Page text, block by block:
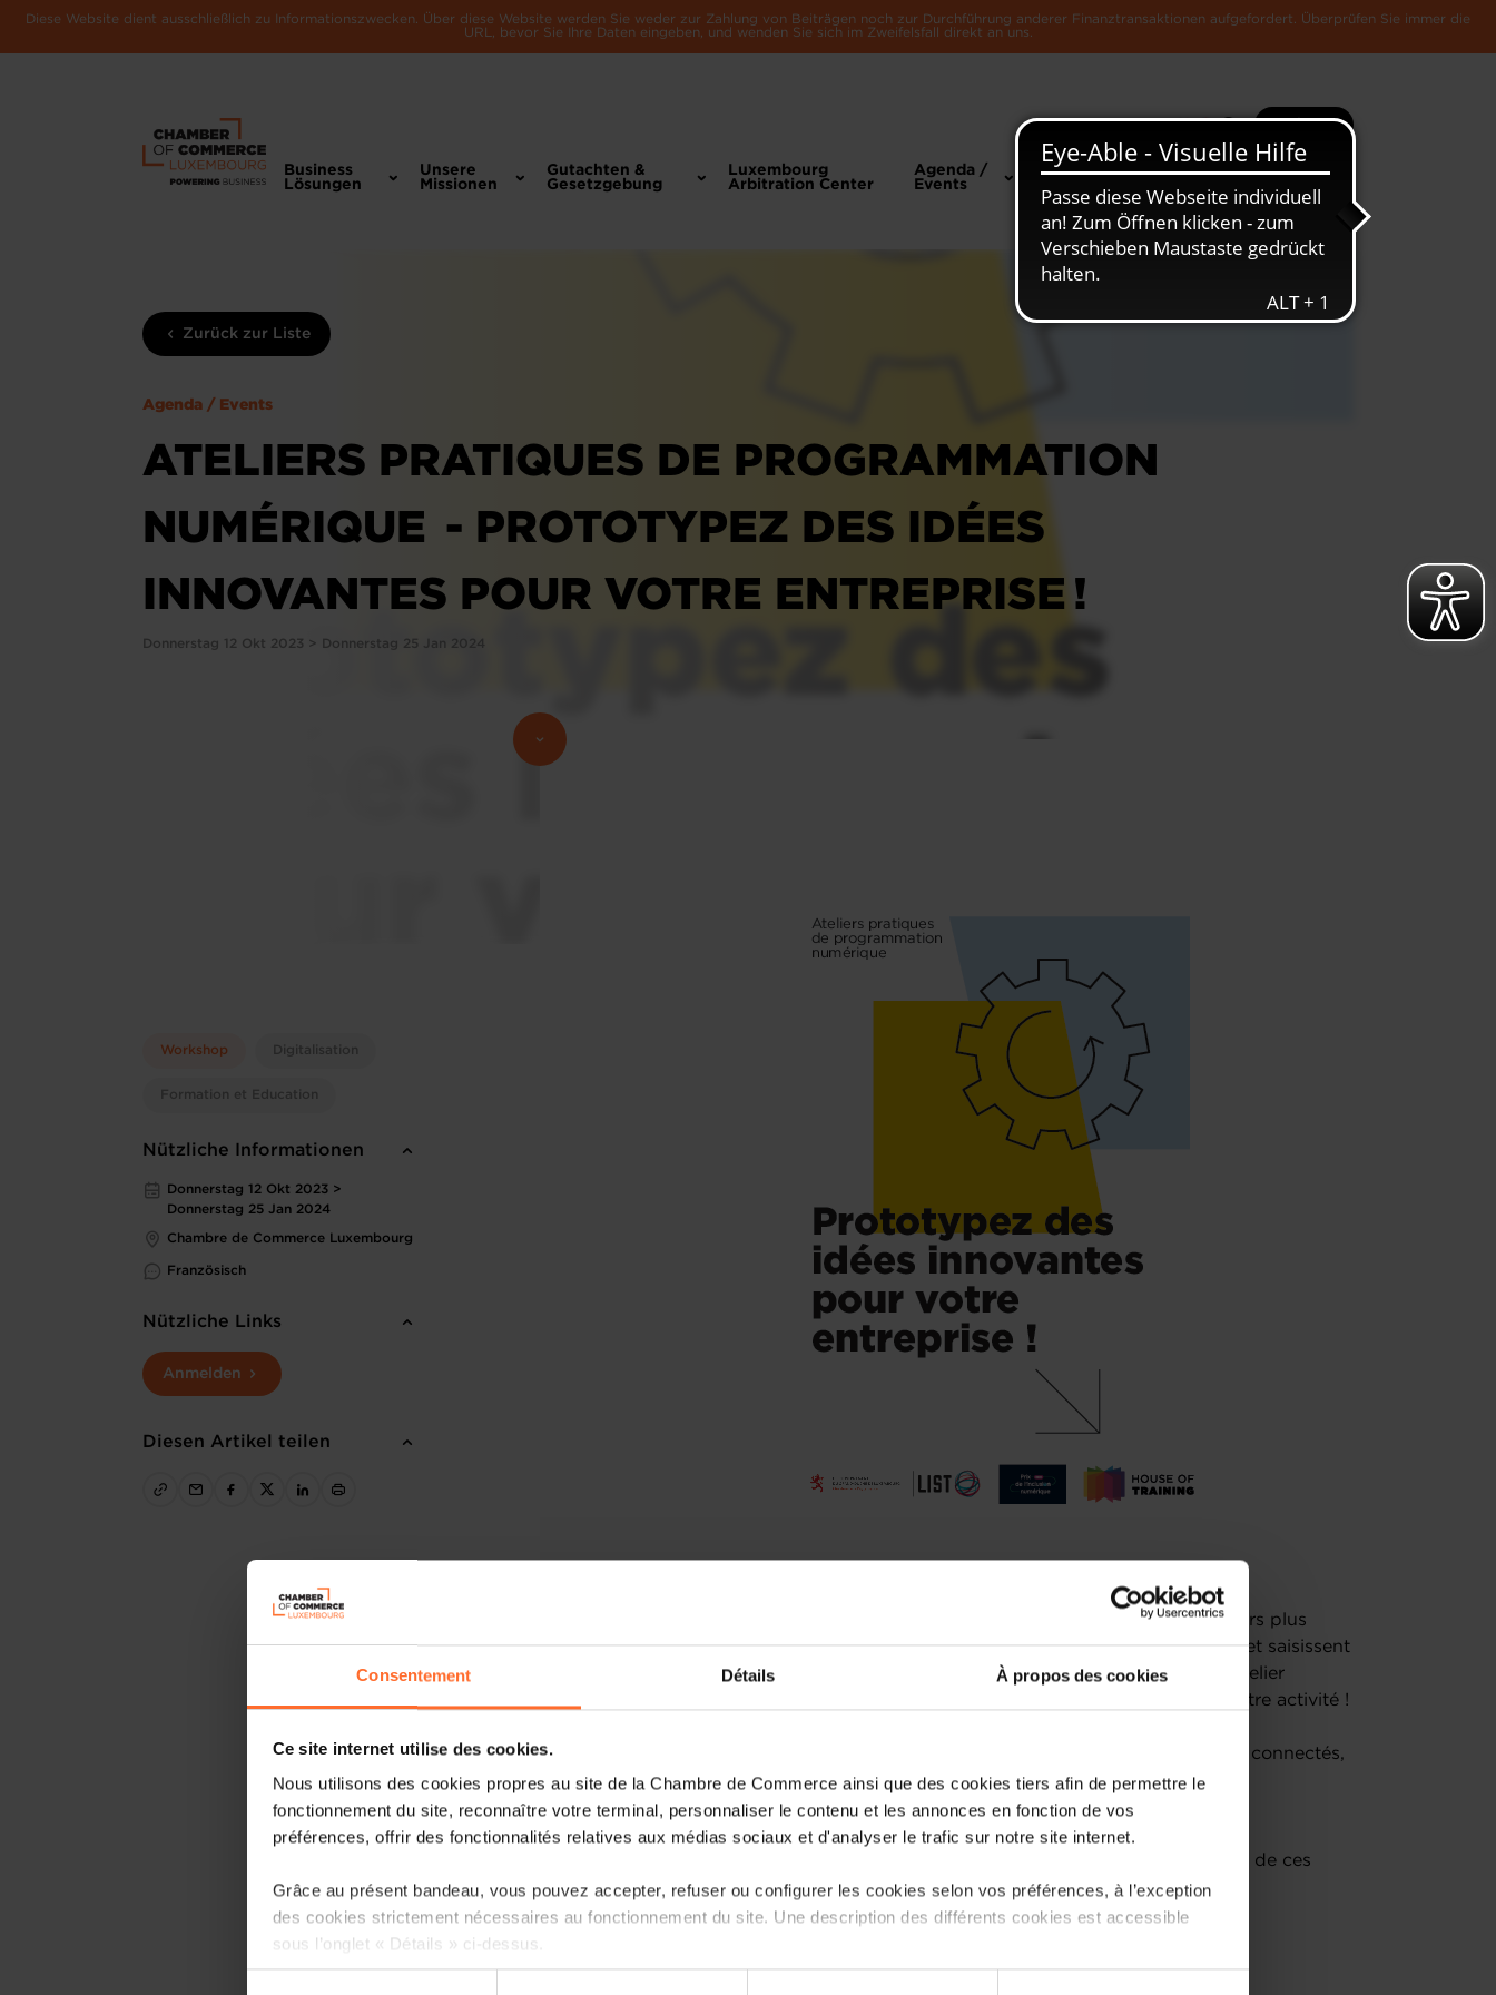
Consentement Détails À propos des cookies
Ce site internet utilise des cookies.
Nous utilisons des cookies propres au site de la Chambre de Commerce ainsi que des cookies tiers afin de permettre le
fonctionnement du site, reconnaître votre terminal, personnaliser le contenu et les annonces en fonction de vos
préférences, offrir des fonctionnalités relatives aux médias sociaux et d'analyser le trafic sur notre site internet.
Grâce au présent bandeau, vous pouvez accepter, refuser ou configurer les cookies selon vos préférences, à l’exception
des cookies strictement nécessaires au fonctionnement du site. Une description des différents cookies est accessible
sous l’onglet « Détails » ci-dessus.
Diese Website dient ausschließlich zu Informationszwecken. Über diese Website werden Sie weder zur Zahlung von Beiträgen noch zur Durchführung anderer Finanztransaktionen aufgefordert. Überprüfen Sie immer die
URL, bevor Sie Ihre Daten eingeben, und wenden Sie sich im Zweifelsfall direkt an uns.
Suche Mehr
Business
Lösungen
Unsere
Missionen
Gutachten &
Gesetzgebung
Luxembourg
Arbitration Center
Agenda /
Events
News &
Die Luxemburger
Zurück zur Liste
Agenda / Events
ATELIERS PRATIQUES DE PROGRAMMATION
NUMÉRIQUE - PROTOTYPEZ DES IDÉES
INNOVANTES POUR VOTRE ENTREPRISE !
Donnerstag 12 Okt 2023 > Donnerstag 25 Jan 2024
Workshop Digitalisation
Formation et Education
Nützliche Informationen
Donnerstag 12 Okt 2023 >
Donnerstag 25 Jan 2024
Chambre de Commerce Luxembourg
Französisch
Nützliche Links
Anmelden
Diesen Artikel teilen
Les derniers développements technologiques et les exigences toujours plus
fortes des consommateurs exigent que les entreprises comprennent et saisissent
les opportunités offertes par les
objets connectés. Participez à un atelier
les objets de votre activité !
offerts par les objets connectés,
acquérir descompétences basiques de programmationet réfléchir
auprototypage de nouveaux produits et services pour vos clients !
en amont de ces
ateliers!
Au terme de la formation, le participant sera capable de :